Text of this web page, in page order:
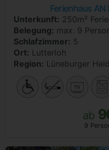
Ferienhaus
Unterkunft: 250m²
Belegung: max. 9
Schlafzimmer: 5
Ort: Lutterloh
Region: Lüneburger
ab
9